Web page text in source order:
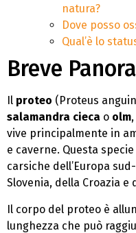
natura?
Dove posso
Qual’è lo
Breve
Il proteo (Proteus
salamandra cieca o olm
vive principalmente in
e caverne. Questa
carsiche dell’Europa
Slovenia, della Croazia
Il corpo del proteo è
lunghezza che può